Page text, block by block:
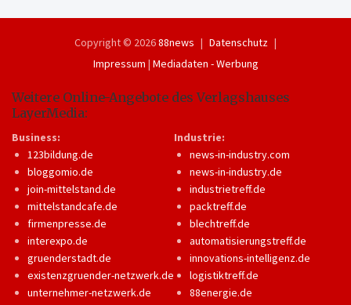
Copyright © 202688news
Datenschutz
Impressum | Mediadaten - Werbung
Weitere Online-Angebote des Verlagshauses
LayerMedia:
Business:
123bildung.de
bloggomio.de
join-mittelstand.de
mittelstandcafe.de
firmenpresse.de
interexpo.de
gruenderstadt.de
existenzgruender-netzwerk.de
unternehmer-netzwerk.de
Industrie:
news-in-industry.com
news-in-industry.de
industrietreff.de
packtreff.de
blechtreff.de
automatisierungstreff.de
innovations-intelligenz.de
logistiktreff.de
88energie.de